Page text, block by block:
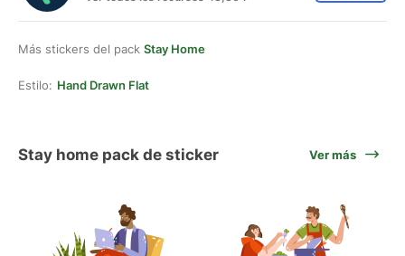
Más stickers del pack Stay Home
Estilo: Hand Drawn Flat
Stay home pack de sticker Ver más